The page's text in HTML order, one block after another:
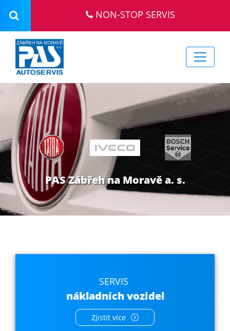
NON-STOP SERVIS
PAS Zábřeh na Moravě a. s.
SERVIS
nákladních vozidel
Zjistit více